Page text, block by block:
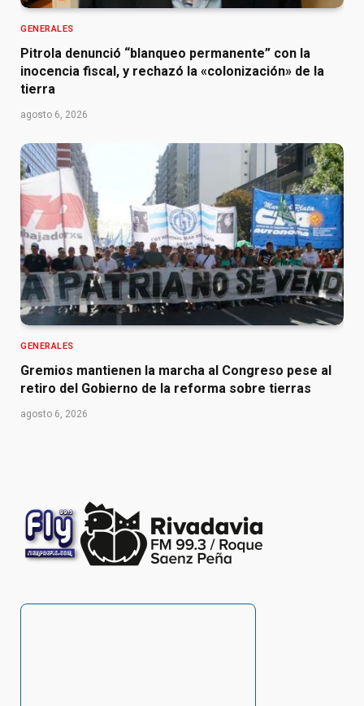
GENERALES
Pitrola denunció “blanqueo permanente” con la
inocencia fiscal, y rechazó la «colonización» de la
tierra
agosto 6, 2026
GENERALES
Gremios mantienen la marcha al Congreso pese al
retiro del Gobierno de la reforma sobre tierras
agosto 6, 2026